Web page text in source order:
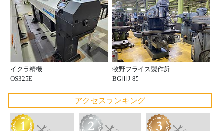
イクラ精機
OS325E
牧野フライス製作所
BGⅢJ-85
アクセスランキング